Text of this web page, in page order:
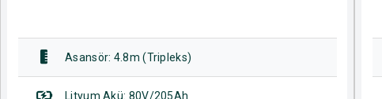
Asansör: 4.8m (Tripleks)
Lityum Akü: 80V/205Ah